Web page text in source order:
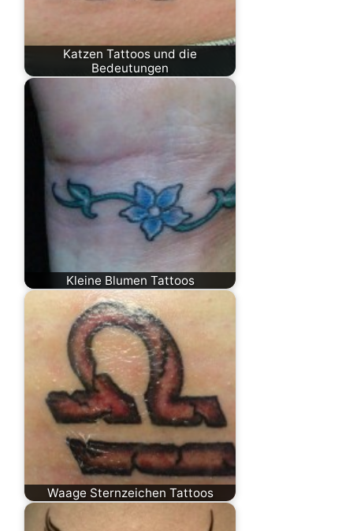
Katzen Tattoos und die
Bedeutungen
Kleine Blumen Tattoos
Waage Sternzeichen Tattoos